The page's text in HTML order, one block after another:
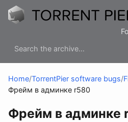
Home/TorrentPier software bugs/
Фрейм в админке r580
Фрейм в админке